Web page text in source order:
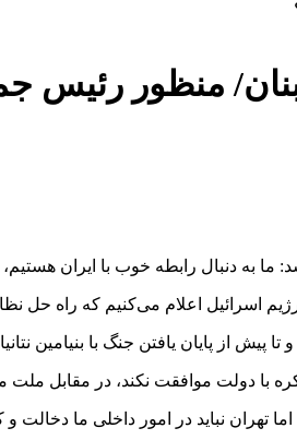
منظور رئیس
به دنبال رابطه خوب با ایران هستیم،
اسرائیل اعلام می‌کنیم که راه حل
از پایان یافتن جنگ با بنیامین
با دولت موافقت نکند، در مقابل
تهران نباید در امور داخلی ما دخالت